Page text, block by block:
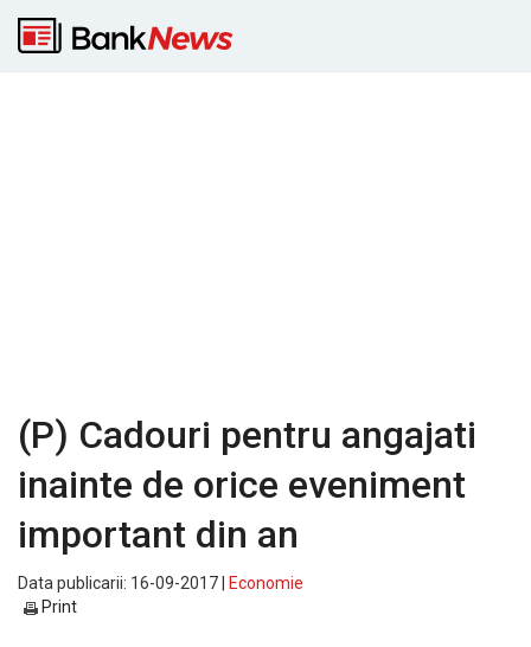
(P) Cadouri pentru angajati
inainte de orice eveniment
important din an
Data publicarii: 16-09-2017 |
Economie
Print